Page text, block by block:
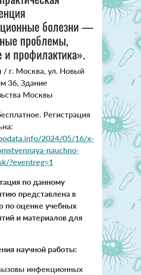
болезни —
проблемы,
и профилактика».
/ г. Москва, ул. Новый
36, Здание
Москвы
Регистрация
2024/05/16/x-
nauchno-
?eventreg=1
по данному
представлена в
по оценке учебных
и материалов для
научной работы:
инфекционных